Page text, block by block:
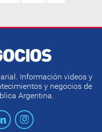
Información videos y
y negocios de
Argentina.